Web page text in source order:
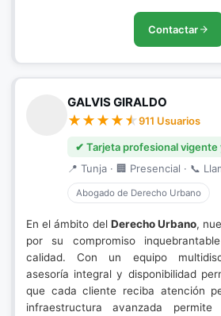
Contactar
GALVIS GIRALDO
911 Usuarios
✔ Tarjeta profesional vigente
📍 Tunja · 🏢 Presencial · 📞
Abogado de Derecho Urbano
En el ámbito del Derecho Urbano,
por su compromiso
calidad. Con un equipo
asesoría integral y disponibilidad
que cada cliente reciba atención
infraestructura avanzada